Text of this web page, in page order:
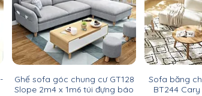
Ghế sofa góc chung cư GT128
Slope 2m4 x 1m6 túi đựng báo
Sofa băng
BT244